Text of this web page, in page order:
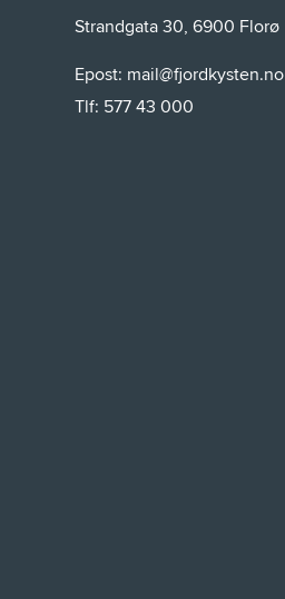
Strandgata 30, 6900 Florø
Epost: mail@fjordkysten.no
Tlf: 577 43 000